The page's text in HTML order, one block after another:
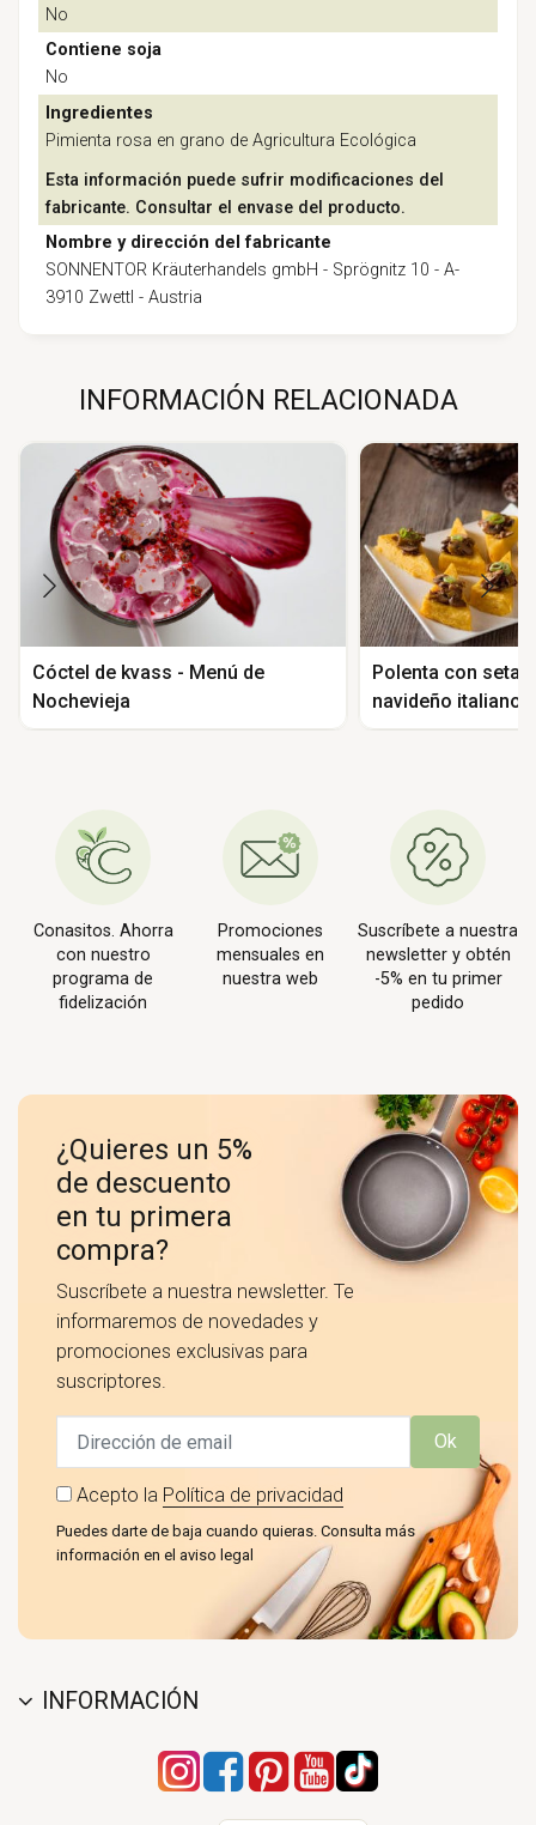
No
Contiene soja
No
Ingredientes
Pimienta rosa en grano de Agricultura Ecológica
Esta información puede sufrir modificaciones del
fabricante. Consultar el envase del producto.
Nombre y dirección del fabricante
SONNENTOR Kräuterhandels gmbH - Sprögnitz 10 - A-
3910 Zwettl - Austria
INFORMACIÓN RELACIONADA
Cóctel de kvass - Menú de
Nochevieja
Polenta con setas
navideño italiano
Conasitos. Ahorra
con nuestro
programa de
fidelización
Promociones
mensuales en
nuestra web
Suscríbete a nuestra
newsletter y obtén
-5% en tu primer
pedido
¿Quieres un 5%
de descuento
en tu primera
compra?
Suscríbete a nuestra newsletter. Te
informaremos de novedades y
promociones exclusivas para
suscriptores.
Ok
Acepto la Política de privacidad
Puedes darte de baja cuando quieras. Consulta más
información en el aviso legal
INFORMACIÓN